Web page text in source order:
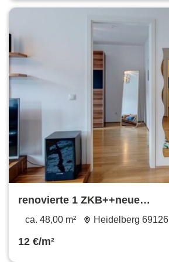
renovierte 1 ZKB++neue
Einbauküche+++Parkett++TG
ca. 48,00 m² Heidelberg 69126
12 €/m²